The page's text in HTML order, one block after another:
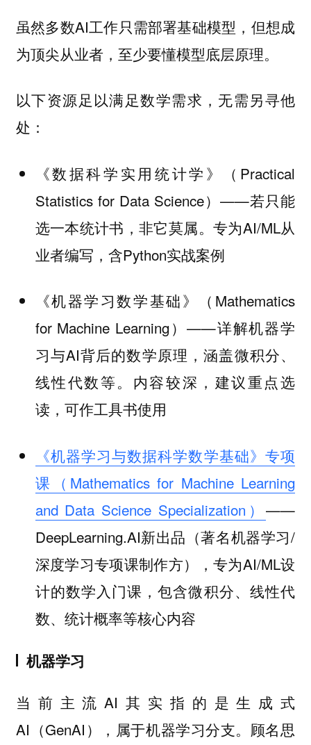
虽然多数AI工作只需部署基础模型，但想成
为顶尖从业者，至少要懂模型底层原理。
以下资源足以满足数学需求，无需另寻他
处：
《数据科学实用统计学》（Practical
Statistics for Data Science）——若只能
选一本统计书，非它莫属。专为AI/ML从
业者编写，含Python实战案例
《机器学习数学基础》（Mathematics
for Machine Learning）——详解机器学
习与AI背后的数学原理，涵盖微积分、
线性代数等。内容较深，建议重点选
读，可作工具书使用
《机器学习与数据科学数学基础》专项
课（Mathematics for Machine Learning
and Data Science Specialization）——
DeepLearning.AI新出品（著名机器学习/
深度学习专项课制作方），专为AI/ML设
计的数学入门课，包含微积分、线性代
数、统计概率等核心内容
机器学习
当前主流AI其实指的是生成式
AI（GenAI），属于机器学习分支。顾名思